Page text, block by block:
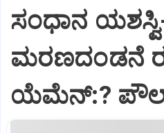
ಸಂಧಾನ
ಮರಣದಂಡನೆ
ಯೆಮೆನ್:?